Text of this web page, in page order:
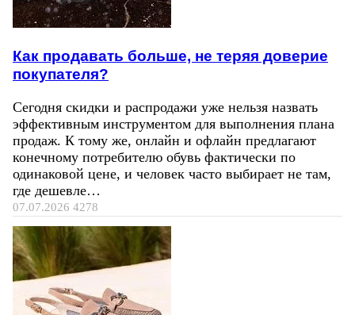
Как продавать больше, не теряя доверие
покупателя?
Сегодня скидки и распродажи уже нельзя назвать
эффективным инструментом для выполнения плана
продаж. К тому же, онлайн и офлайн предлагают
конечному потребителю обувь фактически по
одинаковой цене, и человек часто выбирает не там,
где дешевле…
07.07.2026 4278